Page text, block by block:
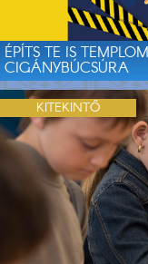
ÉPÍTS TE IS
CIGÁNYBÚCSÚRA
KITEKINTŐ